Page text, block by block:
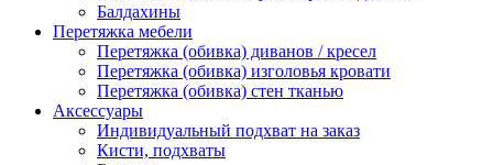
Балдахины
Перетяжка мебели
Перетяжка (обивка) диванов / кресел
Перетяжка (обивка) изголовья кровати
Перетяжка (обивка) стен тканью
Аксессуары
Индивидуальный подхват на заказ
Кисти, подхваты